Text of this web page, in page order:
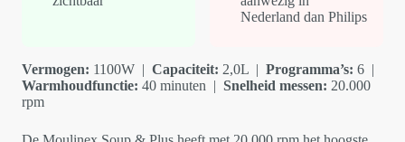
Nederland dan Philips
Vermogen: 1100W | Capaciteit: 2,0L | Programma’s: 6 |
Warmhoudfunctie: 40 minuten | Snelheid messen: 20.000
rpm